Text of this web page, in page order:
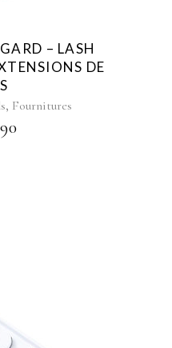
– LASH
DE
, Fournitures